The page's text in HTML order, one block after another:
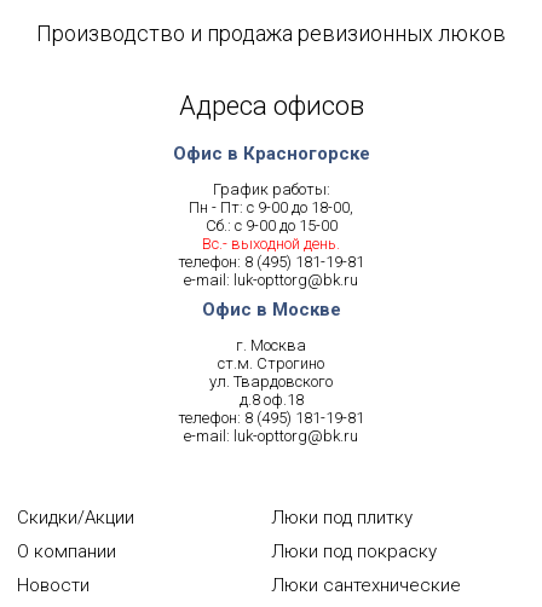
Производство и продажа ревизионных люков
Адреса офисов
Офис в Красногорске
График работы:
Пн - Пт: с 9-00 до 18-00,
Сб.: с 9-00 до 15-00
Вс.- выходной день.
телефон: 8 (495) 181-19-81
e-mail: luk-opttorg@bk.ru
Офис в Москве
г. Москва
ст.м. Строгино
ул. Твардовского
д.8 оф.18
телефон: 8 (495) 181-19-81
e-mail: luk-opttorg@bk.ru
Скидки/Акции
О компании
Новости
Люки под плитку
Люки под покраску
Люки сантехнические